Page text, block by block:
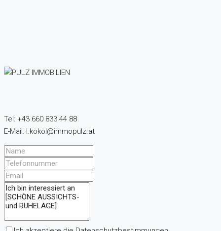
Tel: +43 660 833 44 88
E-Mail: l.kokol@immopulz.at